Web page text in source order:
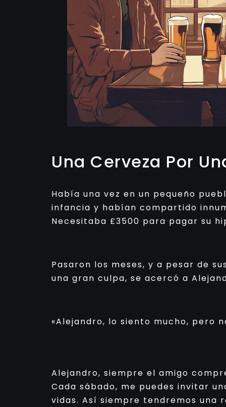
Una Cerveza Por
Había una vez en un pequeño
infancia y habían compartido
Necesitaba £3500 para pagar su
Pasaron los meses, y a pesar de
una gran culpa, se acercó a
«Alejandro, lo siento mucho, pero
Alejandro, siempre el amigo
Cada sábado, me puedes invitar
vidas. Así siempre tendremos una